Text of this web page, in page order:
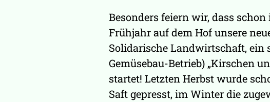
Besonders feiern wir, dass
Frühjahr auf dem Hof unsere
Solidarische Landwirtschaft, ein
Gemüsebau-Betrieb) „Kirschen
startet! Letzten Herbst wurde
Saft gepresst, im Winter die